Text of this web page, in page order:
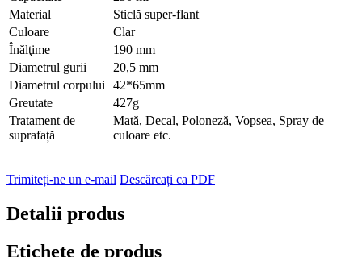
Material
Sticlă super-flant
Culoare
Clar
Înălţime
190 mm
Diametrul gurii
20,5 mm
Diametrul corpului
42*65mm
Greutate
427g
Tratament de
suprafață
Mată, Decal, Poloneză, Vopsea, Spray de
culoare etc.
Trimiteți-ne un e-mail Descărcați ca PDF
Detalii produs
Etichete de produs